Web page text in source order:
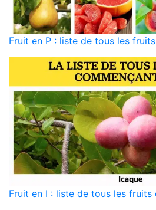
Fruit en P : liste de tous les
Fruit en I : liste de tous les fruits